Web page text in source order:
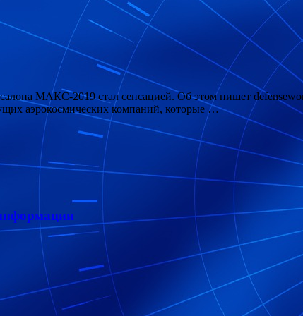
МАКС-2019 стал сенсацией. Об этом пишет
аэрокосмических компаний, которые …